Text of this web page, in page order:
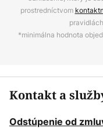
prostredníctvom
pravidlách
*minimálna hodnota
Kontakt a
Odstúpenie od